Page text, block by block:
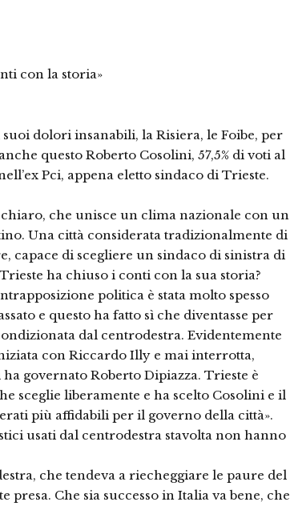
con la storia»
dolori insanabili, la Risiera, le Foibe, per
questo Roberto Cosolini, 57,5% di voti al
Pci, appena eletto sindaco di Trieste.
che unisce un clima nazionale con un
Una città considerata tradizionalmente di
capace di scegliere un sindaco di sinistra di
ha chiuso i conti con la sua storia?
politica è stata molto spesso
e questo ha fatto sì che diventasse per
dal centrodestra. Evidentemente
con Riccardo Illy e mai interrotta,
governato Roberto Dipiazza. Trieste è
sceglie liberamente e ha scelto Cosolini e il
più affidabili per il governo della città».
usati dal centrodestra stavolta non hanno
che tendeva a riecheggiare le paure del
presa. Che sia successo in Italia va bene, che